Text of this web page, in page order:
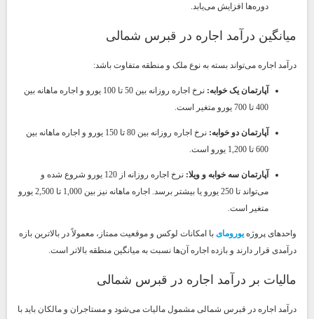
دوره‌ها افزایش می‌یابد.
میانگین درآمد اجاره در قبرس شمالی
درآمد اجاره می‌تواند بسته به نوع ملک و منطقه متفاوت باشد:
آپارتمان یک خوابه:
نرخ اجاره روزانه بین 50 تا 100 یورو و اجاره ماهانه بین
400 تا 700 یورو متغیر است.
آپارتمان دو خوابه:
نرخ اجاره روزانه بین 80 تا 150 یورو و اجاره ماهانه بین
600 تا 1,200 یورو است.
آپارتمان سه خوابه و ویلا:
نرخ اجاره روزانه از 120 یورو شروع شده و
می‌تواند تا 250 یورو یا بیشتر برسد. اجاره ماهانه نیز بین 1,000 تا 2,500 یورو
متغیر است.
واحدهای پروژه یورومای با امکانات لوکس و موقعیت ممتاز، معمولاً در بالاترین بازه
درآمدی قرار دارند و بازده اجاره آن‌ها نسبت به میانگین منطقه بالاتر است.
مالیات بر درآمد اجاره در قبرس شمالی
درآمد اجاره در قبرس شمالی مشمول مالیات می‌شود و مستاجران و مالکان باید با